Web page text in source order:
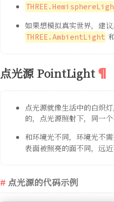
如果想模拟真实世界，建
THREE.AmbientLight
点光源 PointLight
点光源就像生活中的白炽
的，点光源照射下，同一
和环境光不同，环境光不
表面被照亮的面不同，远
点光源的代码示例